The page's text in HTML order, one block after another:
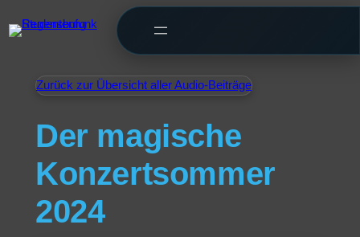
Zurück zur Übersicht aller Audio-Beiträge
Der magische
Konzertsommer
2024